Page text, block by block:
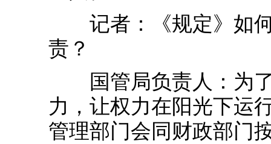
记者：《规定》如何
责？
国管局负责人：为了
力，让权力在阳光下运
管理部门会同财政部门